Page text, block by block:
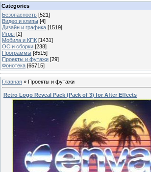
Categories
Безопасность [521]
Видео и клипы [4]
Дизайн и графика [1519]
Игры [2]
Мобила и КПК [1431]
ОС и сборки [238]
Программы [8515]
Проекты и футажи [29]
Фонотека [65715]
Главная » Проекты и футажи
Retro Logo Reveal Pack (Pack of 3) for After Effects